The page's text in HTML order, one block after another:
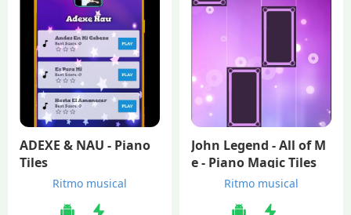
ADEXE & NAU - Piano
Tiles
Ritmo musical
John Legend - All of M
e - Piano Magic Tiles
Ritmo musical